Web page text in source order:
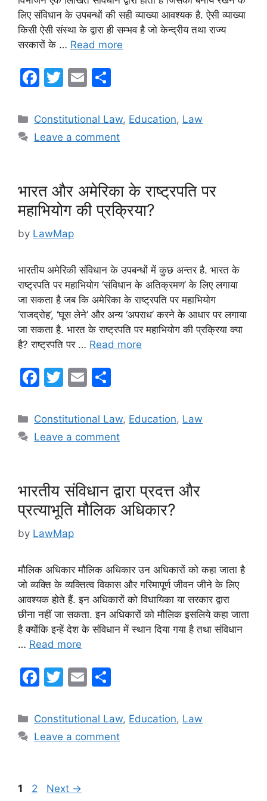
लिए संविधान के उपबन्धों की सही व्याख्या आवश्यक है. ऐसी व्याख्या
किसी ऐसी संस्था के द्वारा ही सम्भव है जो केन्द्रीय तथा राज्य
सरकारों के … Read more
F
c
e
o
k
T
itt
er
E
ai
l
ar
e
Categories
Constitutional Law, Education, Law
Leave a comment
भारत और अमेरिका के राष्ट्रपति पर
महाभियोग की प्रक्रिया?
by LawMap
भारतीय अमेरिकी संविधान के उपबन्धों में कुछ अन्तर है. भारत के
राष्ट्रपति पर महाभियोग ‘संविधान के अतिक्रमण’ के लिए लगाया
जा सकता है जब कि अमेरिका के राष्ट्रपति पर महाभियोग
‘राजद्रोह’, ‘घूस लेने’ और अन्य ‘अपराध’ करने के आधार पर लगाया
जा सकता है. भारत के राष्ट्रपति पर महाभियोग की प्रक्रिया क्या
है? राष्ट्रपति पर … Read more
F
c
e
o
k
T
itt
er
E
ai
l
ar
e
Categories
Constitutional Law, Education, Law
Leave a comment
भारतीय संविधान द्वारा प्रदत्त और
प्रत्याभूति मौलिक अधिकार?
by LawMap
मौलिक अधिकार मौलिक अधिकार उन अधिकारों को कहा जाता है
जो व्यक्ति के व्यक्तित्व विकास और गरिमापूर्ण जीवन जीने के लिए
आवश्यक होते हैं. इन अधिकारों को विधायिका या सरकार द्वारा
छीना नहीं जा सकता. इन अधिकारों को मौलिक इसलिये कहा जाता
है क्योंकि इन्हें देश के संविधान में स्थान दिया गया है तथा संविधान
… Read more
F
c
e
o
T
itt
er
E
ai
l
ar
e
Categories
Constitutional Law, Education, Law
Leave a comment
Page
1 Page
2 Next →